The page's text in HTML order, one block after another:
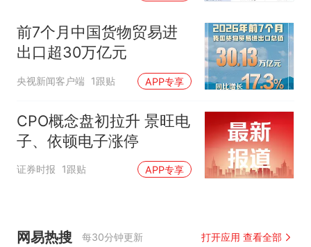
前7个月中国货物贸易进
出口超30万亿元
央视新闻客户端 1跟贴 APP专享
CPO概念盘初拉升 景旺电
子、依顿电子涨停
证券时报 1跟贴 APP专享
网易热搜 每30分钟更新 打开应用 查看全部